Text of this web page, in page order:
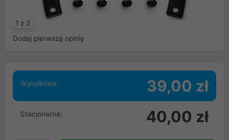
1 z 2
Dodaj pierwszą opinię
Wysyłkowa: 39,00 zł
Stacjonarna: 40,00 zł